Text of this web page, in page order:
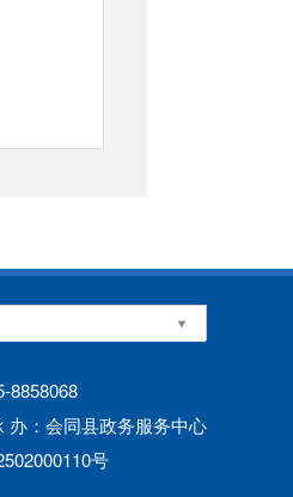
8858068
办：会同县政务服务中心
号